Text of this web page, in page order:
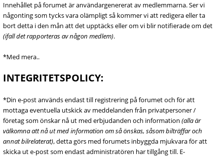
Innehållet på forumet är användargenererat av medlemmarna. Ser vi
någonting som tycks vara olämpligt så kommer vi att redigera eller ta
bort detta i den mån att det upptäcks eller om vi blir notifierade om det
(ifall det rapporteras av någon medlem).
*Med mera..
INTEGRITETSPOLICY:
*Din e-post används endast till registrering på forumet och för att
mottaga eventuella utskick av meddelanden från privatpersoner /
företag som önskar nå ut med erbjudanden och information (alla är
välkomna att nå ut med information om så önskas, såsom bilträffar och
annat bilrelaterat), detta görs med forumets inbyggda mjukvara för att
skicka ut e-post som endast administratören har tillgång till. E-